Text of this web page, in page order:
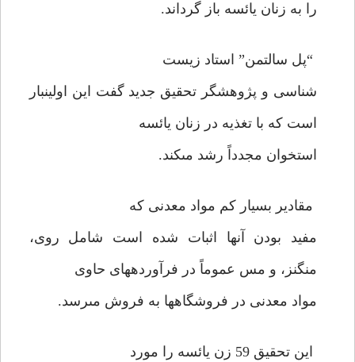
را به زنان يائسه باز گرداند.
“پل سالتمن” استاد زيست
شناسى و پژوهشگر تحقيق جديد گفت اين اولين‏بار
است كه با تغذيه در زنان يائسه
استخوان مجدداً رشد مى‏كند.
مقادير بسيار كم مواد معدنى كه
مفيد بودن آنها اثبات شده است شامل روى،
منگنز، و مس عموماً در فرآورده‏هاى حاوى
مواد معدنى در فروشگاهها به فروش مى‏رسد.
اين تحقيق 59 زن يائسه را مورد